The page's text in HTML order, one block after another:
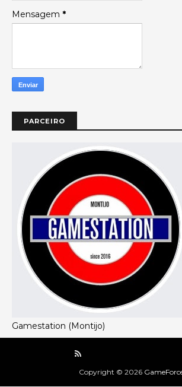
Mensagem *
PARCEIRO
Gamestation (Montijo)
Copyright © 2026